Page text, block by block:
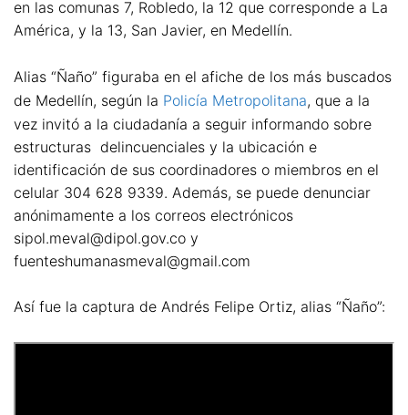
en las comunas 7, Robledo, la 12 que corresponde a La
América, y la 13, San Javier, en Medellín.
Alias “Ñaño” figuraba en el afiche de los más buscados
de Medellín, según la Policía Metropolitana, que a la
vez invitó a la ciudadanía a seguir informando sobre
estructuras delincuenciales y la ubicación e
identificación de sus coordinadores o miembros en el
celular 304 628 9339. Además, se puede denunciar
anónimamente a los correos electrónicos
sipol.meval@dipol.gov.co y
fuenteshumanasmeval@gmail.com
Así fue la captura de Andrés Felipe Ortiz, alias “Ñaño”: